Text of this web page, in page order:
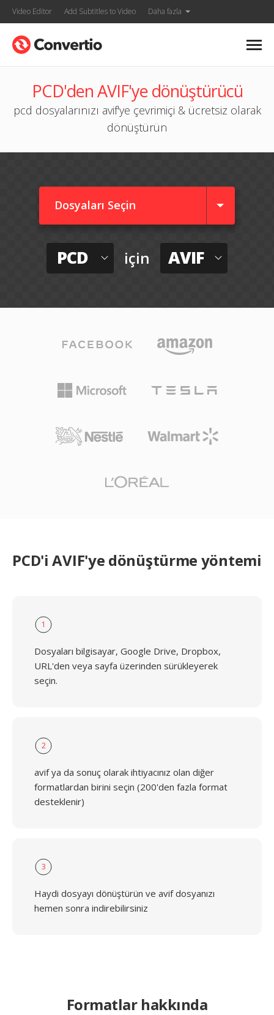
Video Editor Add Subtitles to Video Daha fazla
PCD'den AVIF'ye dönüştürücü
pcd dosyalarınızı avif'ye çevrimiçi & ücretsiz olarak
dönüştürün
Dosyaları Seçin
PCD için AVIF
PCD'i AVIF'ye dönüştürme yöntemi
1
Dosyaları bilgisayar, Google Drive, Dropbox,
URL'den veya sayfa üzerinden sürükleyerek
seçin.
2
avif ya da sonuç olarak ihtiyacınız olan diğer
formatlardan birini seçin (200'den fazla format
desteklenir)
3
Haydi dosyayı dönüştürün ve avif dosyanızı
hemen sonra indirebilirsiniz
Formatlar hakkında